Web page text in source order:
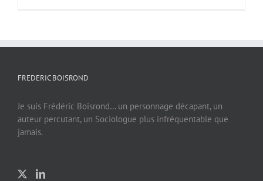
FREDERIC BOISROND
Je suis Frédéric Boisrond… un personnage décapant, un
auteur percutant, un Sociologue plus infréquentable que
jamais.